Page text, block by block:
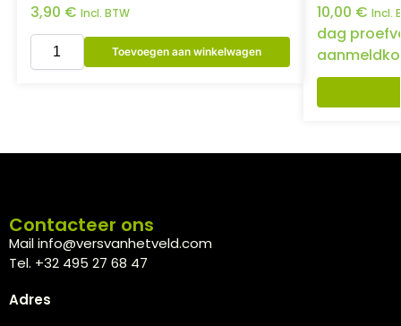
3,90 € Incl. BTW
Toevoegen aan winkelwagen
10,00 € Incl.
dag
Contacteer ons
Mail info@versvanhetveld.com
Tel. +32 495 27 68 47
Adres